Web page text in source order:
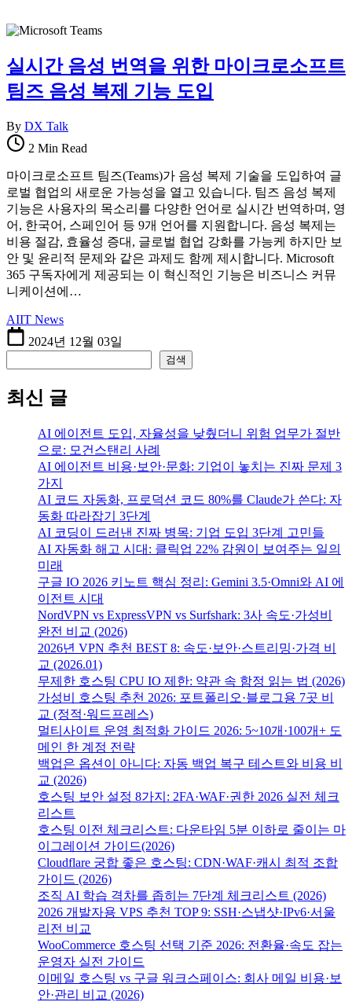
실시간 음성 번역을 위한 마이크로소프트
팀즈 음성 복제 기능 도입
By DX Talk
2 Min Read
마이크로소프트 팀즈(Teams)가 음성 복제 기술을 도입하여 글
로벌 협업의 새로운 가능성을 열고 있습니다. 팀즈 음성 복제
기능은 사용자의 목소리를 다양한 언어로 실시간 번역하며, 영
어, 한국어, 스페인어 등 9개 언어를 지원합니다. 음성 복제는
비용 절감, 효율성 증대, 글로벌 협업 강화를 가능케 하지만 보
안 및 윤리적 문제와 같은 과제도 함께 제시합니다. Microsoft
365 구독자에게 제공되는 이 혁신적인 기능은 비즈니스 커뮤
니케이션에…
AIIT News
2024년 12월 03일
검색
최신 글
AI 에이전트 도입, 자율성을 낮췄더니 위험 업무가 절반
으로: 모건스탠리 사례
AI 에이전트 비용·보안·문화: 기업이 놓치는 진짜 문제 3
가지
AI 코드 자동화, 프로덕션 코드 80%를 Claude가 쓴다: 자
동화 따라잡기 3단계
AI 코딩이 드러낸 진짜 병목: 기업 도입 3단계 고민들
AI 자동화 해고 시대: 클릭업 22% 감원이 보여주는 일의
미래
구글 IO 2026 키노트 핵심 정리: Gemini 3.5·Omni와 AI 에
이전트 시대
NordVPN vs ExpressVPN vs Surfshark: 3사 속도·가성비
완전 비교 (2026)
2026년 VPN 추천 BEST 8: 속도·보안·스트리밍·가격 비
교 (2026.01)
무제한 호스팅 CPU IO 제한: 약관 속 함정 읽는 법 (2026)
가성비 호스팅 추천 2026: 포트폴리오·블로그용 7곳 비
교 (정적·워드프레스)
멀티사이트 운영 최적화 가이드 2026: 5~10개·100개+ 도
메인 한 계정 전략
백업은 옵션이 아니다: 자동 백업 복구 테스트와 비용 비
교 (2026)
호스팅 보안 설정 8가지: 2FA·WAF·권한 2026 실전 체크
리스트
호스팅 이전 체크리스트: 다운타임 5분 이하로 줄이는 마
이그레이션 가이드(2026)
Cloudflare 궁합 좋은 호스팅: CDN·WAF·캐시 최적 조합
가이드 (2026)
조직 AI 학습 격차를 좁히는 7단계 체크리스트 (2026)
2026 개발자용 VPS 추천 TOP 9: SSH·스냅샷·IPv6·서울
리전 비교
WooCommerce 호스팅 선택 기준 2026: 전환율·속도 잡는
운영자 실전 가이드
이메일 호스팅 vs 구글 워크스페이스: 회사 메일 비용·보
안·관리 비교 (2026)